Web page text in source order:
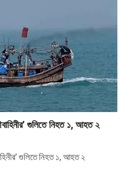
গুলিতে নিহত ১, আহত ২
গুলিতে নিহত ১, আহত ২